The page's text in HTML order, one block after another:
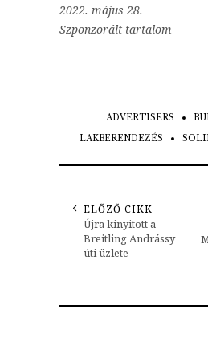
2022. május 28.
Szponzorált tartalom
ADVERTISERS
LAKBERENDEZÉS
ELŐZŐ CIKK
Újra kinyitott a
Breitling Andrássy
úti üzlete